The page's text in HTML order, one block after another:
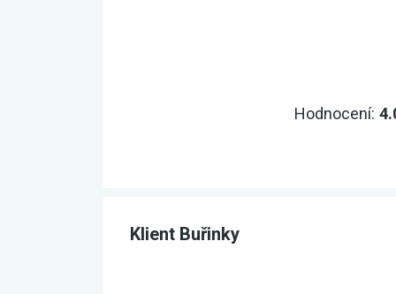
Hodnocení:
Klient Buřinky